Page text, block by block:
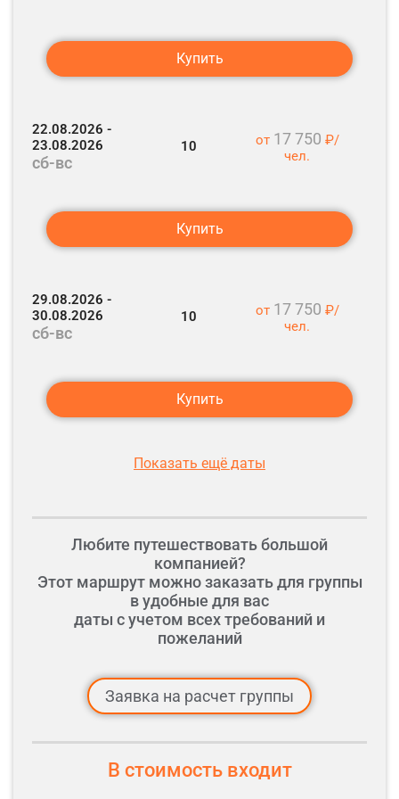
Отправление поезда № 10 Псков – Москва.
Купить
22.08.2026 -
23.08.2026
сб-вс
10 от 17 750 ₽/
чел.
Купить
29.08.2026 -
30.08.2026
сб-вс
10 от 17 750 ₽/
чел.
Купить
Показать ещё даты
Любите путешествовать большой
компанией?
Этот маршрут можно заказать для группы
в удобные для вас
даты с учетом всех требований и
пожеланий
Заявка на расчет группы
В стоимость входит